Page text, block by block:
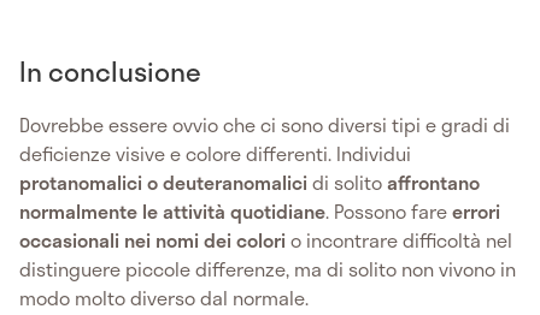
In conclusione
Dovrebbe essere ovvio che ci sono diversi tipi e gradi di
deficienze visive e colore differenti. Individui
protanomalici o deuteranomalicidi solitoaffrontano
normalmente le attività quotidiane. Possono fareerrori
occasionali nei nomi dei colorio incontrare difficoltà nel
distinguere piccole differenze, ma di solito non vivono in
modo molto diverso dal normale.